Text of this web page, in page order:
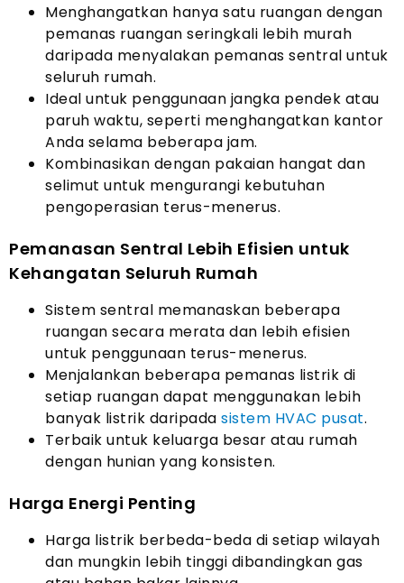
Menghangatkan hanya satu ruangan dengan
pemanas ruangan seringkali lebih murah
daripada menyalakan pemanas sentral untuk
seluruh rumah.
Ideal untuk penggunaan jangka pendek atau
paruh waktu, seperti menghangatkan kantor
Anda selama beberapa jam.
Kombinasikan dengan pakaian hangat dan
selimut untuk mengurangi kebutuhan
pengoperasian terus-menerus.
Pemanasan Sentral Lebih Efisien untuk
Kehangatan Seluruh Rumah
Sistem sentral memanaskan beberapa
ruangan secara merata dan lebih efisien
untuk penggunaan terus-menerus.
Menjalankan beberapa pemanas listrik di
setiap ruangan dapat menggunakan lebih
banyak listrik daripada sistem HVAC pusat.
Terbaik untuk keluarga besar atau rumah
dengan hunian yang konsisten.
Harga Energi Penting
Harga listrik berbeda-beda di setiap wilayah
dan mungkin lebih tinggi dibandingkan gas